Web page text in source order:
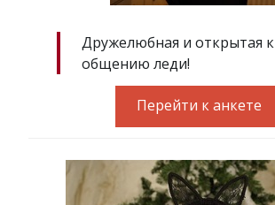
Дружелюбная и открытая к
общению леди!
Перейти к анкете